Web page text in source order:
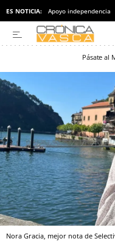
ES NOTICIA: Apoyo independencia
Pásate al
Nora Gracia, mejor nota de